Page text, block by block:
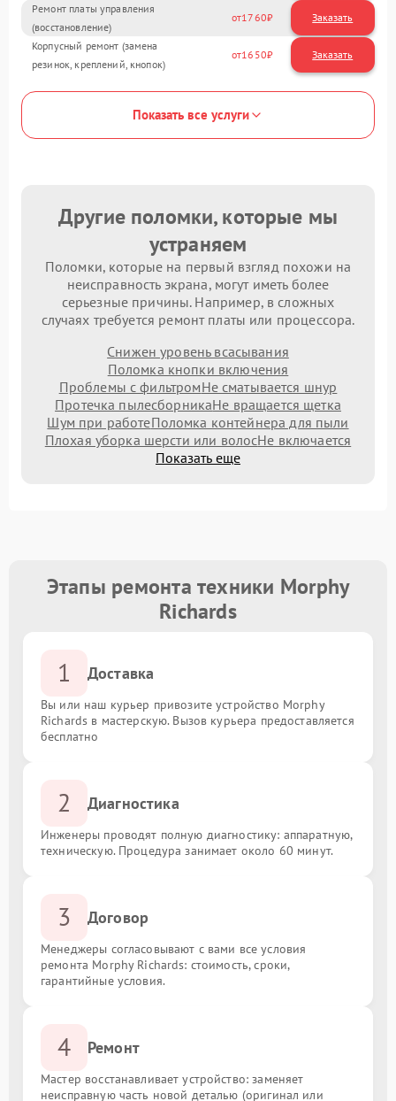
Ремонт платы управления
(восстановление)
1760
Корпусный ремонт (замена
резинок, креплений, кнопок)
1650
Показать все услуги
Другие поломки, которые мы
устраняем
Поломки, которые на первый взгляд похожи на
неисправность экрана, могут иметь более
серьезные причины. Например, в сложных
случаях требуется ремонт платы или процессора.
Снижен уровень всасывания
Поломка кнопки включения
Проблемы с фильтромНе сматывается шнур
Протечка пылесборникаНе вращается щетка
Шум при работеПоломка контейнера для пыли
Плохая уборка шерсти или волосНе включается
Показать еще
Этапы ремонта техники Morphy
Richards
1 Доставка
Вы или наш курьер привозите устройство Morphy
Richards в мастерскую. Вызов курьера предоставляется
бесплатно
2 Диагностика
Инженеры проводят полную диагностику: аппаратную,
техническую. Процедура занимает около 60 минут.
3 Договор
Менеджеры согласовывают с вами все условия
ремонта Morphy Richards: стоимость, сроки,
гарантийные условия.
4 Ремонт
Мастер восстанавливает устройство: заменяет
неисправную часть новой деталью (оригинал или